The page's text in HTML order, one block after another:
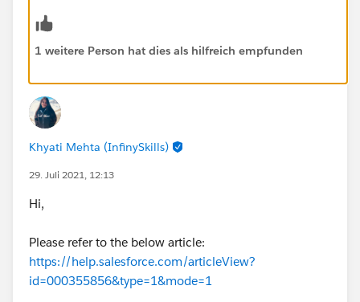
1 weitere Person hat dies als hilfreich empfunden
Khyati Mehta (InfinySkills)
29. Juli 2021, 12:13
Hi,
Please refer to the below article:
https://help.salesforce.com/articleView?
id=000355856&type=1&mode=1